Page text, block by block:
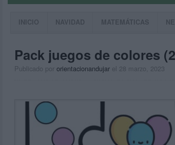
INICIO NAVIDAD MATEMÁTICAS
Pack juegos de colores
Publicado por orientacionandujar el 28 marzo, 2023